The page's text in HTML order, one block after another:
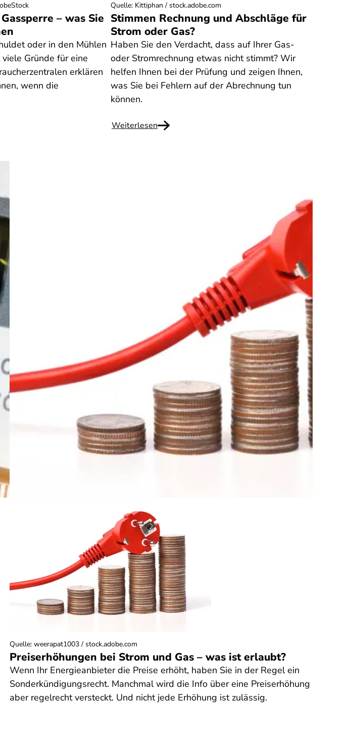
– was Sie
oder in den Mühlen
Gründe für eine
erklären
wenn die
Stimmen Rechnung und Abschläge für
Strom oder Gas?
Haben Sie den Verdacht, dass auf Ihrer Gas-
oder Stromrechnung etwas nicht stimmt? Wir
helfen Ihnen bei der Prüfung und zeigen Ihnen,
was Sie bei Fehlern auf der Abrechnung tun
können.
Weiterlesen
Quelle: Kittiphan / stock.adobe.com
Preiserhöhungen bei Strom und Gas – was ist erlaubt?
Wenn Ihr Energieanbieter die Preise erhöht, haben Sie in der Regel ein
Sonderkündigungsrecht. Manchmal wird die Info über eine Preiserhöhung
aber regelrecht versteckt. Und nicht jede Erhöhung ist zulässig.
Quelle: weerapat1003 / stock.adobe.com